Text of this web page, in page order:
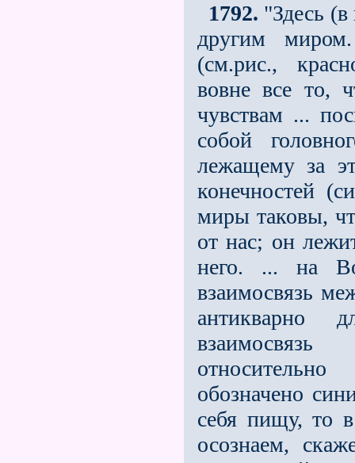
1792. "Здесь
другим
(см.рис.,
вовне все то,
чувствам ...
собой
лежащему за
конечностей
миры таковы,
от нас; он
него. ... на
взаимосвязь
антикварно
обозначено
себя пищу, то
осознаем,